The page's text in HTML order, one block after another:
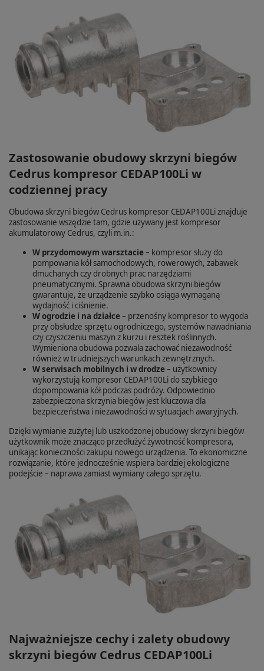
Zastosowanie obudowy skrzyni biegów
Cedrus kompresor CEDAP100Li w
codziennej pracy
Obudowa skrzyni biegów Cedrus kompresor CEDAP100Li znajduje
zastosowanie wszędzie tam, gdzie używany jest kompresor
akumulatorowy Cedrus, czyli m.in.:
W przydomowym warsztacie– kompresor służy do
pompowania kół samochodowych, rowerowych, zabawek
dmuchanych czy drobnych prac narzędziami
pneumatycznymi. Sprawna obudowa skrzyni biegów
gwarantuje, że urządzenie szybko osiąga wymaganą
wydajność i ciśnienie.
W ogrodzie i na działce– przenośny kompresor to wygoda
przy obsłudze sprzętu ogrodniczego, systemów nawadniania
czy czyszczeniu maszyn z kurzu i resztek roślinnych.
Wymieniona obudowa pozwala zachować niezawodność
również w trudniejszych warunkach zewnętrznych.
W serwisach mobilnych i w drodze– użytkownicy
wykorzystują kompresor CEDAP100Li do szybkiego
dopompowania kół podczas podróży. Odpowiednio
zabezpieczona skrzynia biegów jest kluczowa dla
bezpieczeństwa i niezawodności w sytuacjach awaryjnych.
Dzięki wymianie zużytej lub uszkodzonej obudowy skrzyni biegów
użytkownik może znacząco przedłużyć żywotność kompresora,
unikając konieczności zakupu nowego urządzenia. To ekonomiczne
rozwiązanie, które jednocześnie wspiera bardziej ekologiczne
podejście – naprawa zamiast wymiany całego sprzętu.
Najważniejsze cechy i zalety obudowy
skrzyni biegów Cedrus CEDAP100Li